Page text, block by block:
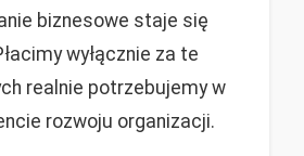
biznesowe staje się
wyłącznie za te
realnie potrzebujemy w
rozwoju organizacji.